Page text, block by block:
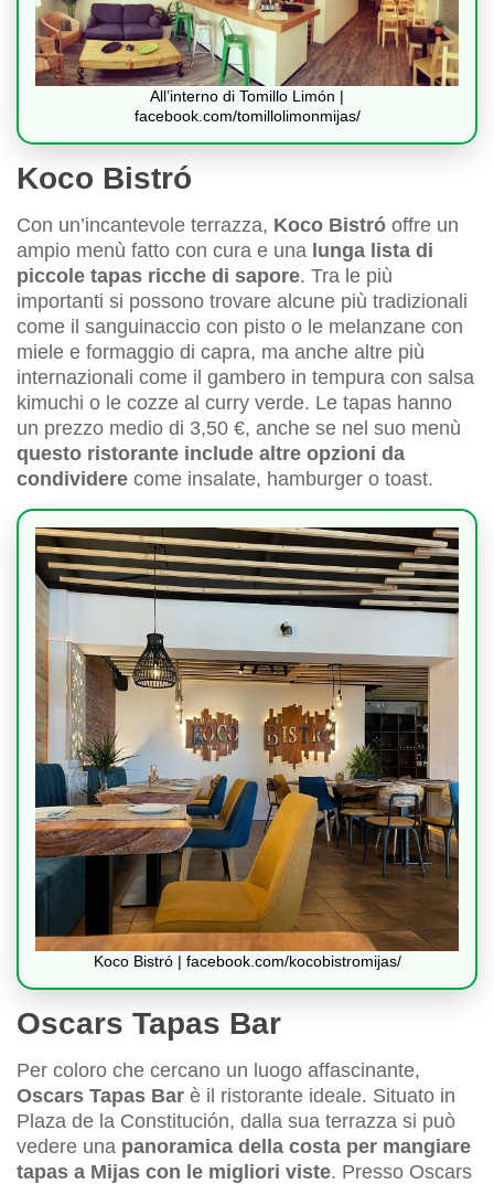
All’interno di Tomillo Limón |
facebook.com/tomillolimonmijas/
Koco Bistró
Con un’incantevole terrazza, Koco Bistró offre un
ampio menù fatto con cura e una lunga lista di
piccole tapas ricche di sapore. Tra le più
importanti si possono trovare alcune più tradizionali
come il sanguinaccio con pisto o le melanzane con
miele e formaggio di capra, ma anche altre più
internazionali come il gambero in tempura con salsa
kimuchi o le cozze al curry verde. Le tapas hanno
un prezzo medio di 3,50 €, anche se nel suo menù
questo ristorante include altre opzioni da
condividere come insalate, hamburger o toast.
Koco Bistró | facebook.com/kocobistromijas/
Oscars Tapas Bar
Per coloro che cercano un luogo affascinante,
Oscars Tapas Bar è il ristorante ideale. Situato in
Plaza de la Constitución, dalla sua terrazza si può
vedere una panoramica della costa per mangiare
tapas a Mijas con le migliori viste. Presso Oscars